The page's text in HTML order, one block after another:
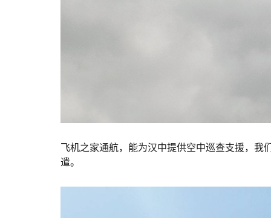
飞机之家通航，能为汉中提供空中巡查支援，我
遣。